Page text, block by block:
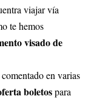
viajar vía
te hemos
visado de
en varias
boletospara